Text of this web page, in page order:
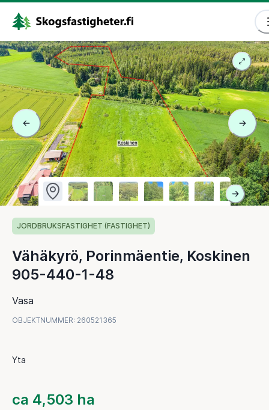
JORDBRUKSFASTIGHET (FASTIGHET)
Vähäkyrö, Porinmäentie, Koskinen
905-440-1-48
Vasa
OBJEKTNUMMER: 260521365
Yta
ca 4,503 ha